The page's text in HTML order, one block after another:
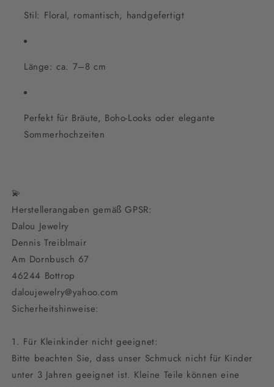
Stil: Floral, romantisch, handgefertigt
Länge: ca. 7–8 cm
Perfekt für Bräute, Boho-Looks oder elegante
Sommerhochzeiten
💫
Herstellerangaben gemäß GPSR:
Dalou Jewelry
Dennis Treiblmair
Am Dornbusch 67
46244 Bottrop
daloujewelry@yahoo.com
Sicherheitshinweise:
1. Für Kleinkinder nicht geeignet:
Bitte beachten Sie, dass unser Schmuck nicht für Kinder
unter 3 Jahren geeignet ist. Kleine Teile können eine